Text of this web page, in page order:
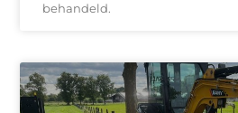
behandeld.